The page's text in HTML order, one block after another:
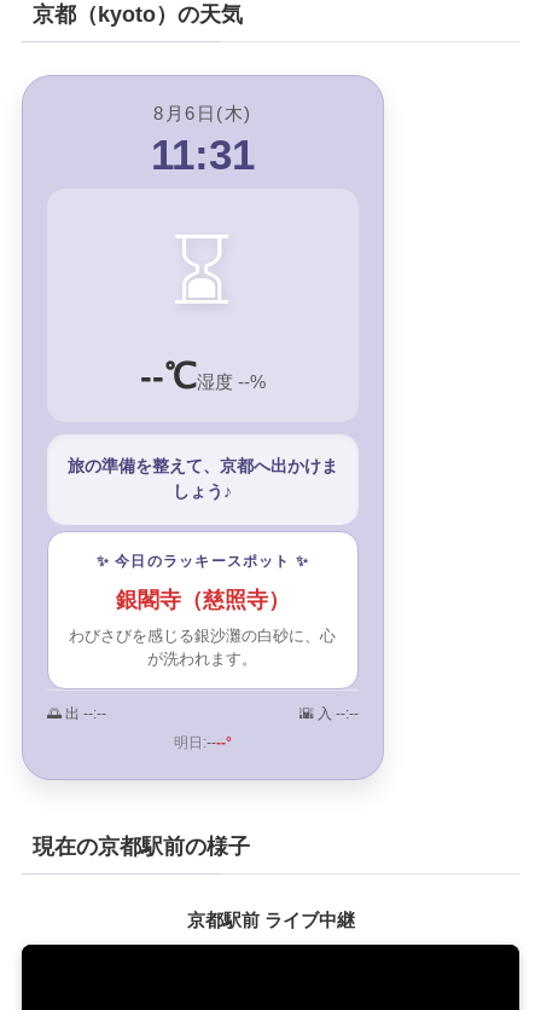
京都（kyoto）の天気
8月6日(木)
11:31
⌛
--℃湿度 --%
旅の準備を整えて、京都へ出かけま
しょう♪
✨ 今日のラッキースポット ✨
銀閣寺（慈照寺）
わびさびを感じる銀沙灘の白砂に、心
が洗われます。
🌅 出 --:-- 🌇 入 --:--
明日:----°
現在の京都駅前の様子
京都駅前 ライブ中継